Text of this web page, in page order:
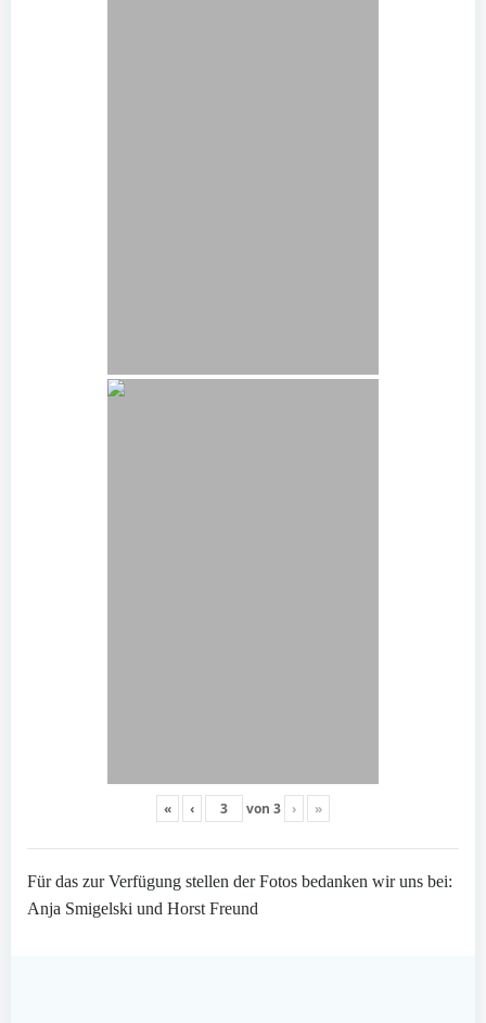
« ‹ von 3 › »
Für das zur Verfügung stellen der Fotos bedanken wir uns bei:
Anja Smigelski und Horst Freund